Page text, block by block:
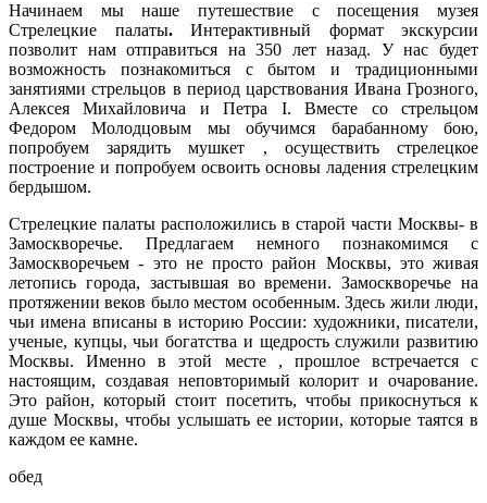
Начинаем мы наше путешествие с посещения музея
Стрелецкие палаты.Интерактивный формат экскурсии
позволит нам отправиться на 350 лет назад. У нас будет
возможность познакомиться с бытом и традиционными
занятиями стрельцов в период царствования Ивана Грозного,
Алексея Михайловича и Петра I. Вместе со стрельцом
Федором Молодцовым мы обучимся барабанному бою,
попробуем зарядить мушкет , осуществить стрелецкое
построение и попробуем освоить основы ладения стрелецким
бердышом.
Стрелецкие палаты расположились в старой части Москвы- в
Замоскворечье. Предлагаем немного познакомимся с
Замоскворечьем - это не просто район Москвы, это живая
летопись города, застывшая во времени. Замоскворечье на
протяжении веков было местом особенным. Здесь жили люди,
чьи имена вписаны в историю России: художники, писатели,
ученые, купцы, чьи богатства и щедрость служили развитию
Москвы. Именно в этой месте , прошлое встречается с
настоящим, создавая неповторимый колорит и очарование.
Это район, который стоит посетить, чтобы прикоснуться к
душе Москвы, чтобы услышать ее истории, которые таятся в
каждом ее камне.
обед